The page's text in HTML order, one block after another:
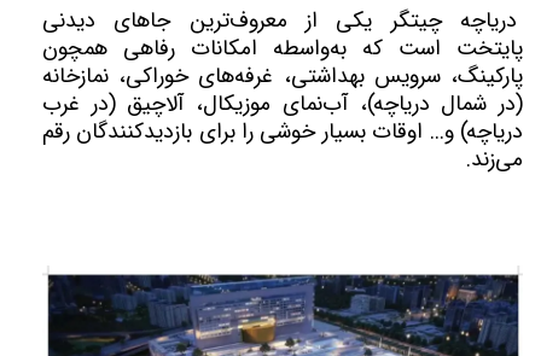
دریاچه چیتگر یکی از معروف‌ترین جاهای دیدنی
پایتخت است که به‌واسطه امکانات رفاهی همچون
پارکینگ، سرویس بهداشتی، غرفه‌های خوراکی، نمازخانه
(در شمال دریاچه)، آب‌نمای موزیکال، آلاچیق (در غرب
دریاچه) و... اوقات بسیار خوشی را برای بازدیدکنندگان رقم
می‌زند.